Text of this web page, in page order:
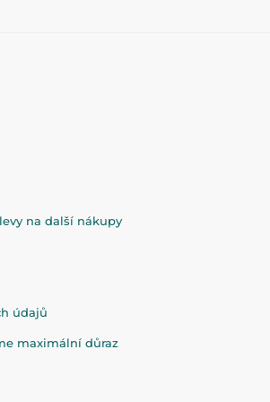
na další nákupy
údajů
maximální důraz